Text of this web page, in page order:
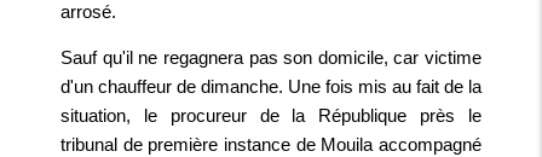
arrosé.
Sauf qu'il ne regagnera pas son domicile, car victime
d'un chauffeur de dimanche. Une fois mis au fait de la
situation, le procureur de la République près le
tribunal de première instance de Mouila accompagné